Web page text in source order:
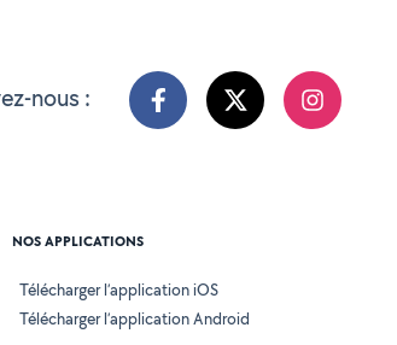
nous :
NOS APPLICATIONS
Télécharger l’application iOS
Télécharger l’application Android